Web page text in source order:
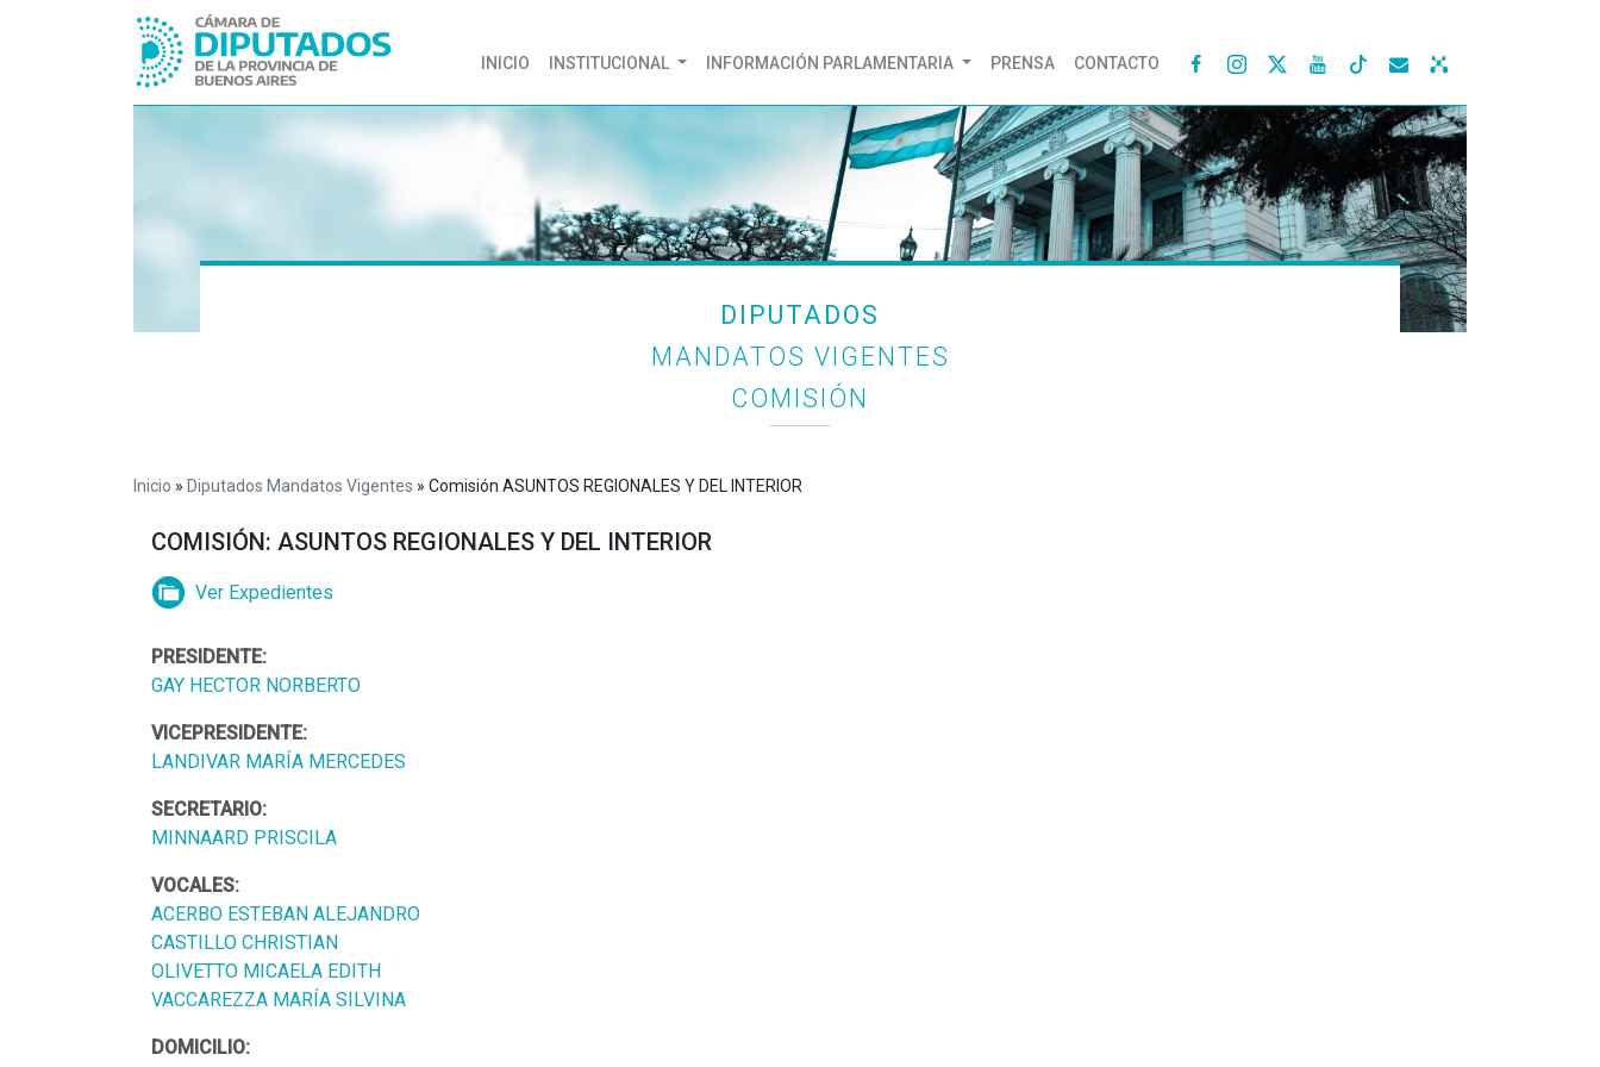
INICIO (CURRENT)
INSTITUCIONAL INFORMACIÓN PARLAMENTARIA PRENSA CONTACTO    
DIPUTADOS
MANDATOS VIGENTES
COMISIÓN
Inicio » Diputados Mandatos Vigentes » Comisión ASUNTOS REGIONALES Y DEL INTERIOR
COMISIÓN: ASUNTOS REGIONALES Y DEL INTERIOR
Ver Expedientes
PRESIDENTE:
GAY HECTOR NORBERTO
VICEPRESIDENTE:
LANDIVAR MARÍA MERCEDES
SECRETARIO:
MINNAARD PRISCILA
VOCALES:
ACERBO ESTEBAN ALEJANDRO
CASTILLO CHRISTIAN
OLIVETTO MICAELA EDITH
VACCAREZZA MARÍA SILVINA
DOMICILIO: